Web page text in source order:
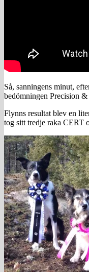
Så, sanningens minut,
bedömningen Precision
Flynns resultat blev en
tog sitt tredje raka CERT